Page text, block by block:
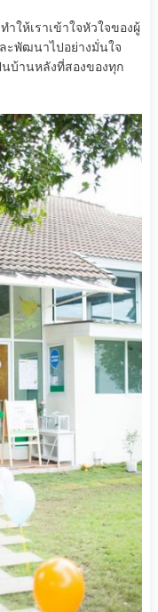
ำให้เราเข้าใจหัวใจของผู้
ะพัฒนาไปอย่างมั่นใจ
นบ้านหลังที่สองของทุก